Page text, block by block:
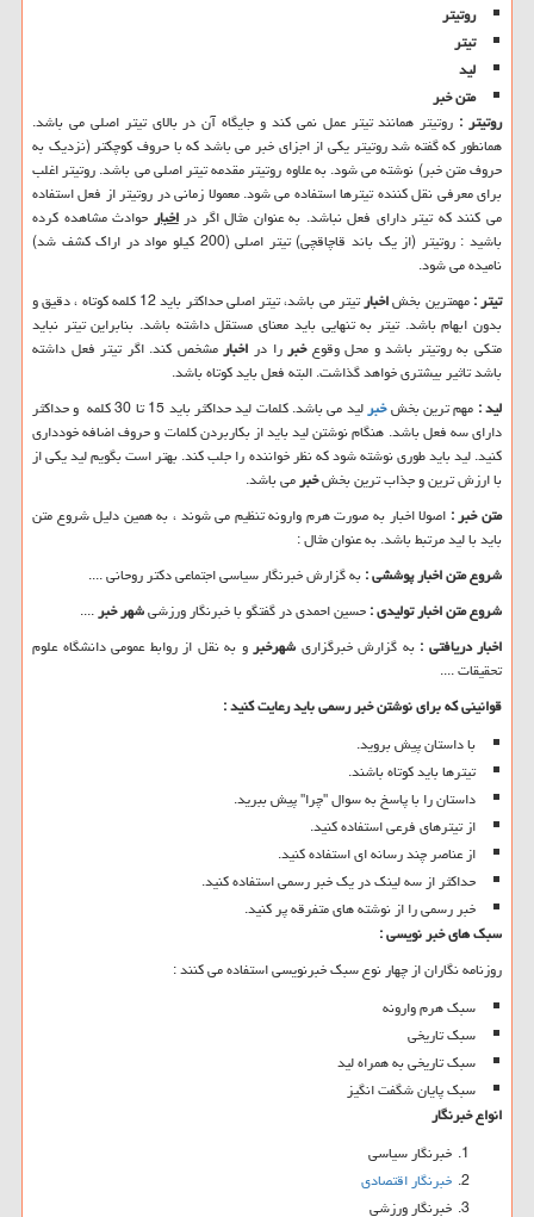
روتیتر
تیتر
لید
متن خبر
روتیتر : روتیتر همانند تیتر عمل نمی کند و جایگاه آن در بالای تیتر اصلی می باشد.
همانطور که گفته شد روتیتر یکی از اجزای خبر می باشد که با حروف کوچکتر (نزدیک به
حروف متن خبر) نوشته می شود. به علاوه روتیتر مقدمه تیتر اصلی می باشد. روتیتر اغلب
برای معرفی نقل کننده تیترها استفاده می شود. معمولا زمانی در روتیتر از فعل استفاده
می کنند که تیتر دارای فعل نباشد. به عنوان مثال اگر دراخبار حوادث مشاهده کرده
باشید : روتیتر (از یک باند قاچاقچی) تیتر اصلی (200 کیلو مواد در اراک کشف شد)
نامیده می شود.
تیتر :مهمترین بخشاخبار
تیتر می باشد، تیتر اصلی حداکثر باید 12 کلمه کوتاه ، دقیق و
بدون ابهام باشد. تیتر به تنهایی باید معنای مستقل داشته باشد. بنابراین تیتر نباید
متکی به روتیتر باشد و محل وقوعخبررا در اخبارمشخص کند. اگر تیتر فعل داشته
باشد تاثیر بیشتری خواهد گذاشت. البته فعل باید کوتاه باشد.
لید : مهم ترین بخشخبر
لید می باشد. کلمات لید حداکثر باید 15 تا 30 کلمه و حداکثر
دارای سه فعل باشد. هنگام نوشتن لید باید از بکاربردن کلمات و حروف اضافه خودداری
کنید. لید باید طوری نوشته شود که نظر خواننده را جلب کند. بهتر است بگویم لید یکی از
با ارزش ترین و جذاب ترین بخشخبرمی باشد.
متن خبر : اصولا اخبار به صورت هرم وارونه تنظیم می شوند ، به همین دلیل شروع متن
باید با لید مرتبط باشد. به عنوان مثال :
شروع متن اخبار پوششی :به گزارش خبرنگار سیاسی اجتماعی دکتر روحانی ....
شروع متن اخبار تولیدی :حسین احمدی در گفتگو با خبرنگار ورزشیشهر خبر....
اخبار دریافتی :به گزارش خبرگزاری شهرخبرو به نقل از روابط عمومی دانشگاه علوم
تحقیقات ....
قوانینی که برای نوشتن خبر رسمی باید رعایت کنید :
با داستان پیش بروید.
تیترها باید کوتاه باشند.
داستان را با پاسخ به سوال "چرا" پیش ببرید.
از تیترهای فرعی استفاده کنید.
از عناصر چند رسانه ای استفاده کنید.
حداکثر از سه لینک در یک خبر رسمی استفاده کنید.
خبر رسمی را از نوشته های متفرقه پر کنید.
سبک های خبر نویسی :
روزنامه نگاران از چهار نوع سبک خبرنویسی استفاده می کنند :
سبک هرم وارونه
سبک تاریخی
سبک تاریخی به همراه لید
سبک پایان شگفت انگیز
انواع خبرنگار
خبرنگار سیاسی
خبرنگار اقتصادی
خبرنگار ورزشی